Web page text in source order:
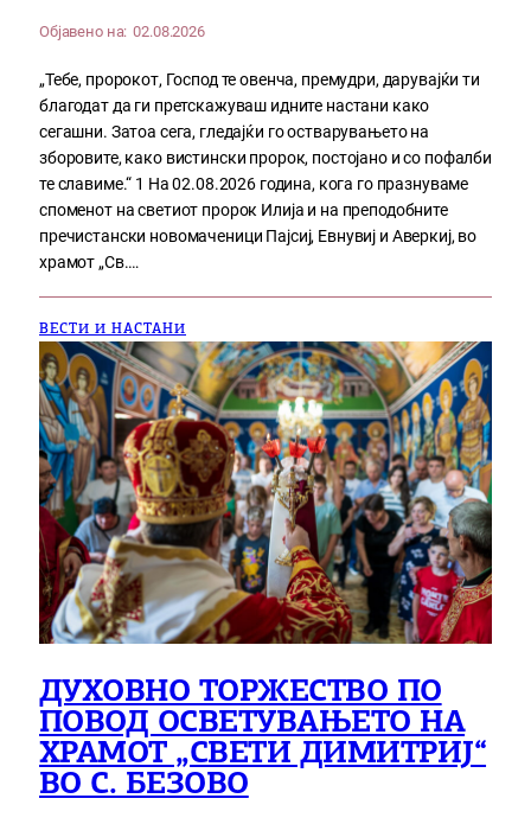
Објавено на: 02.08.2026
„Тебе, пророкот, Господ те овенча, премудри, дарувајќи ти
благодат да ги претскажуваш идните настани како
сегашни. Затоа сега, гледајќи го остварувањето на
зборовите, како вистински пророк, постојано и со пофалби
те славиме.“ 1 На 02.08.2026 година, кога го празнуваме
споменот на светиот пророк Илија и на преподобните
пречистански новомаченици Пајсиј, Евнувиј и Аверкиј, во
храмот „Св.…
ВЕСТИ И НАСТАНИ
ДУХОВНО ТОРЖЕСТВО ПО
ПОВОД ОСВЕТУВАЊЕТО НА
ХРАМОТ „СВЕТИ ДИМИТРИЈ“
ВО С. БЕЗОВО